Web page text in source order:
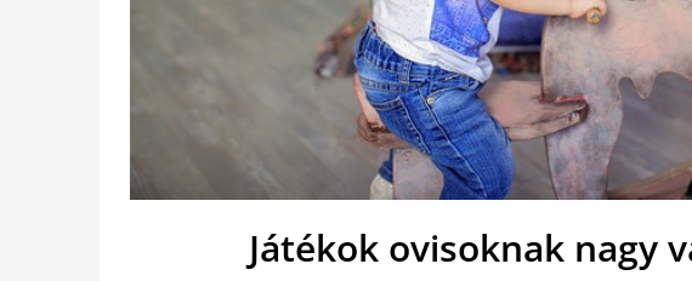
Játékok ovisoknak nagy